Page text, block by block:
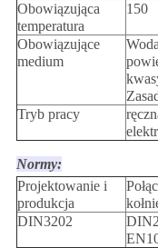
Obowiązująca
temperatura
150
Obowiązujące
medium
Tryb pracy
Normy:
Projektowanie i
produkcja
DIN3202